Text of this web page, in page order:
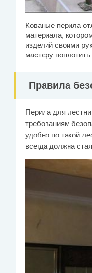
Кованые перила
материала,
изделий своими
мастеру
Правила
Перила для
требованиям
удобно по такой
всегда должна